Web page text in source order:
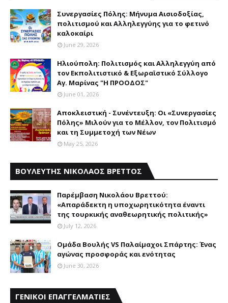
Συνεργασίες Πόλης: Mήνυμα Aισιοδοξίας,
πολιτισμού και Aλληλεγγύης για το φετινό
καλοκαίρι
June 29, 2026
Ηλιούπολη: Πολιτισμός και Aλληλεγγύη από
τον Εκπολιτιστικό & Εξωραϊστικό Σύλλογο
Αγ. Μαρίνας "Η ΠΡΟΟΔΟΣ"
June 01, 2026
Αποκλειστική - Συνέντευξη: Οι «Συνεργασίες
Πόλης» Μιλούν για το Μέλλον, τον Πολιτισμό
και τη Συμμετοχή των Νέων
May 25, 2026
ΒΟΥΛΕΥΤΗΣ ΝΙΚΟΛΑΟΣ ΒΡΕΤΤΟΣ
Παρέμβαση Nικολάου Bρεττού:
«Aπαράδεκτη η υποχωρητικότητα έναντι
της τουρκικής αναθεωρητικής πολιτικής»
July 12, 2026
Ομάδα Βουλής VS Παλαίμαχοι Σπάρτης: Ένας
αγώνας προσφοράς και ενότητας
June 30, 2026
ΓΕΝΙΚΟΙ ΕΠΑΓΓΕΛΜΑΤΙΕΣ